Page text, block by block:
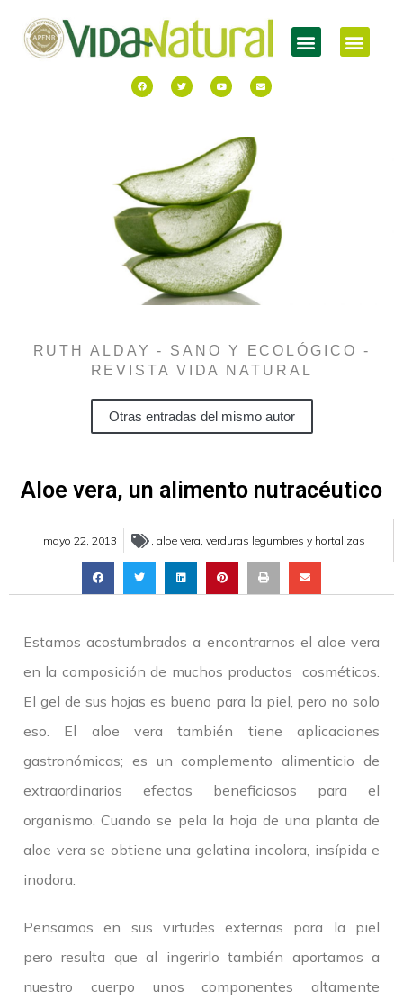
RUTH ALDAY - SANO Y ECOLÓGICO -
REVISTA VIDA NATURAL
Otras entradas del mismo autor
Aloe vera, un alimento nutracéutico
mayo 22, 2013 , aloe vera, verduras legumbres y hortalizas
Estamos acostumbrados a encontrarnos el aloe vera
en la composición de muchos productos cosméticos.
El gel de sus hojas es bueno para la piel, pero no solo
eso. El aloe vera también tiene aplicaciones
gastronómicas; es un complemento alimenticio de
extraordinarios efectos beneficiosos para el
organismo. Cuando se pela la hoja de una planta de
aloe vera se obtiene una gelatina incolora, insípida e
inodora.
Pensamos en sus virtudes externas para la piel
pero resulta que al ingerirlo también aportamos a
nuestro cuerpo unos componentes altamente